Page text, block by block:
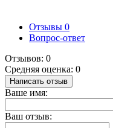
Отзывы 0
Вопрос-ответ
Отзывов: 0
Средняя оценка: 0
Написать отзыв
Ваше имя:
Ваш отзыв: